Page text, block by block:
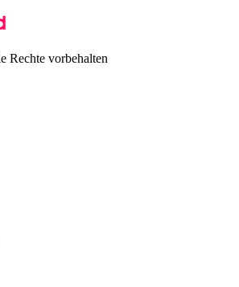
Rechte vorbehalten